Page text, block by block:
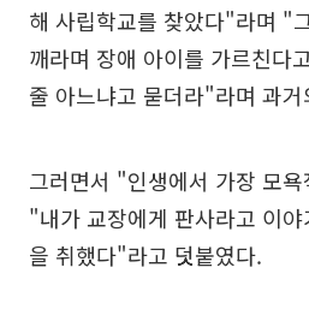
해 사립학교를 찾았다"라며 "
깨라며 장애 아이를 가르친다
줄 아느냐고 묻더라"라며 과
그러면서 "인생에서 가장 모
"내가 교장에게 판사라고 이
을 취했다"라고 덧붙였다.